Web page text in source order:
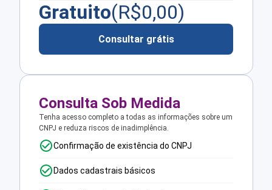
Gratuito(R$0,00)
Consultar grátis
Consulta Sob Medida
Tenha acesso completo a todas as informações sobre um
CNPJ e reduza riscos de inadimplência.
Confirmação de existência do CNPJ
Dados cadastrais básicos